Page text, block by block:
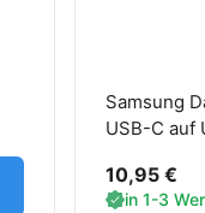
in den Warenkorb
Samsung
USB-C auf
10,95 €
in 1-3